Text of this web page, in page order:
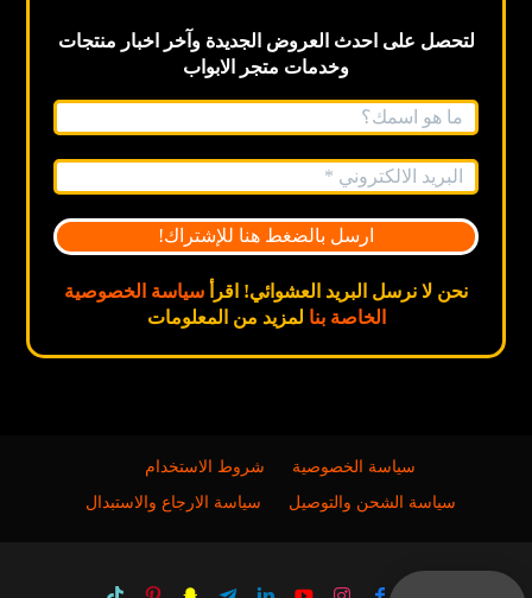
لتحصل على احدث العروض الجديدةوآخر اخبار منتجات
وخدمات متجر الابواب
نحن لا نرسل البريد العشوائي! اقرأ سياسة الخصوصية
الخاصة بنا لمزيد من المعلومات
سياسة الخصوصية
شروط الاستخدام
سياسة الشحن والتوصيل
سياسة الارجاع والاستبدال